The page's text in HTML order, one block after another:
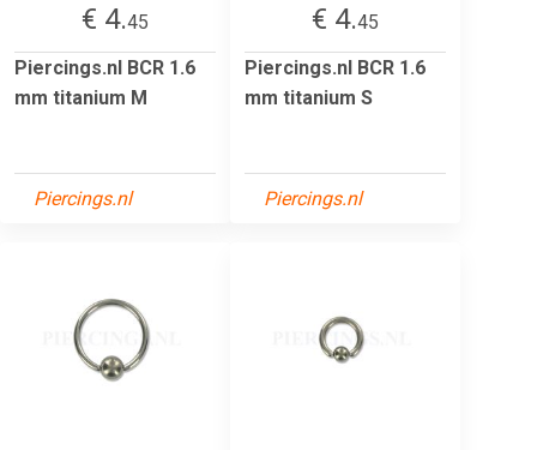
€ 4.45
Piercings.nl BCR 1.6
mm titanium M
Piercings.nl
€ 4.45
Piercings.nl BCR 1.6
mm titanium S
Piercings.nl